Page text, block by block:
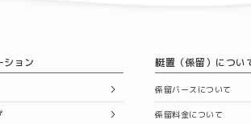
ション 艇置（係留）につい
係留バースについて
係留料金について